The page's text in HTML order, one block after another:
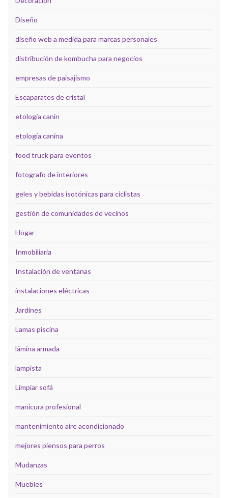
Diseño
diseño web a medida para marcas personales
distribución de kombucha para negocios
empresas de paisajismo
Escaparates de cristal
etología canin
etología canina
food truck para eventos
fotografo de interiores
geles y bebidas isotónicas para ciclistas
gestión de comunidades de vecinos
Hogar
Inmobiliaria
Instalación de ventanas
instalaciones eléctricas
Jardines
Lamas piscina
lámina armada
lampista
Limpiar sofá
manicura profesional
mantenimiento aire acondicionado
mejores piensos para perros
Mudanzas
Muebles